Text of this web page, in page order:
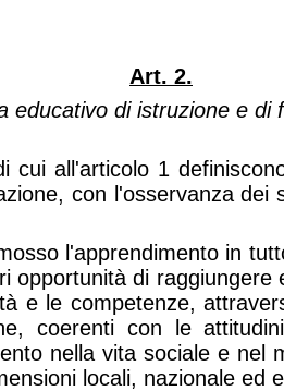
Art. 2.
educativo di istruzione e di
1 definiscono
con l'osservanza dei
l'apprendimento in
opportunità di raggiungere
e le competenze,
coerenti con le
nella vita sociale e nel
locali, nazionale ed